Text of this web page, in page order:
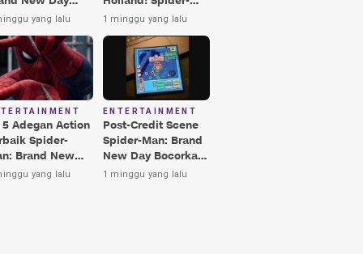
Nomor 3
yang lalu
Man: Brand New
Terbaik Era MCU
1 minggu yang lalu
5 Adegan Action
Spider-
Brand New
Ada Hulk vs
yang lalu
ENTERTAINMENT
Post-Credit Scene
Spider-Man: Brand
New Day Bocorkan
Lokasi Peter di Luar
1 minggu yang lalu